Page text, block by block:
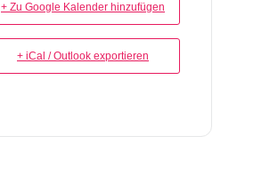
+ Zu Google Kalender hinzufügen
+ iCal / Outlook exportieren